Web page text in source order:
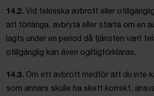
14.2. Vid tekniska avbrott eller
att förlänga, avbryta eller starta om en
lagts under en period då tjänsten varit
otillgänglig kan även ogiltigförklaras.
14.3. Om ett avbrott medför att du inte
som annars skulle ha skett korrekt,